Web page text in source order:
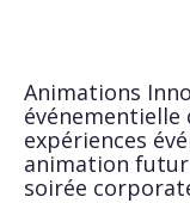
Animations
événementielle
expériences
animation
soirée